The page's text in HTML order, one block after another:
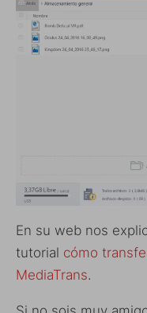
En su web nos
tutorial cómo
MediaTrans.